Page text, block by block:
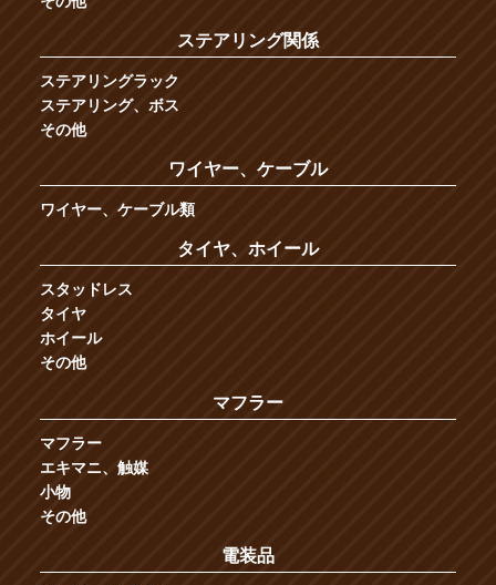
ステアリング関係
ステアリングラック
ステアリング、ボス
その他
ワイヤー、ケーブル
ワイヤー、ケーブル類
タイヤ、ホイール
スタッドレス
タイヤ
ホイール
その他
マフラー
マフラー
エキマニ、触媒
小物
その他
電装品